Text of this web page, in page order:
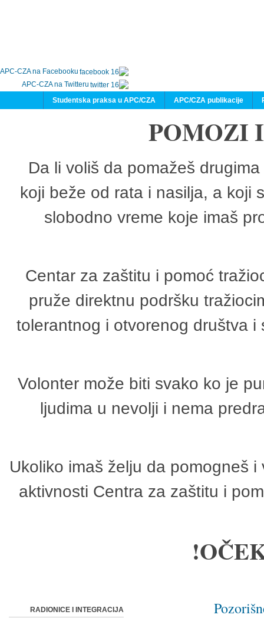
APC-CZA na Facebooku
APC-CZA na Twitteru
APC/CZA publikacije
Studentska praksa u APC/CZA
POMOZI
Da li voliš da pomažeš
koji beže od rata i nasilja, a koji
slobodno vreme koje imaš
Centar za zaštitu i pomoć
pruže direktnu podršku
tolerantnog i otvorenog društva
Volonter može biti svako ko je
ljudima u nevolji i nema
Ukoliko imaš želju da pomogneš
aktivnosti Centra za zaštitu i
RADIONICE I INTEGRACIJA